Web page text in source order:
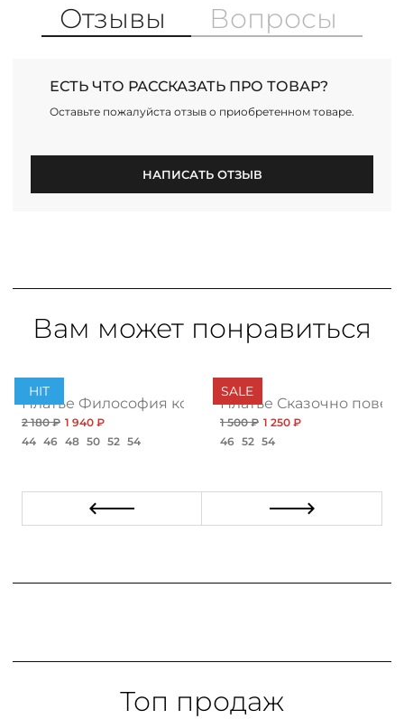
Отзывы Вопросы
ЕСТЬ ЧТО РАССКАЗАТЬ ПРО ТОВАР?
Оставьте пожалуйста отзыв о приобретенном товаре.
НАПИСАТЬ ОТЗЫВ
Вам может понравиться
нью
HIT
Платье Философия комфорта, браво
2 180 ₽ 1 940 ₽
44 46 48 50 52 54
SALE
Платье Сказочно
1 500 ₽ 1 250 ₽
46 52 54
Топ продаж